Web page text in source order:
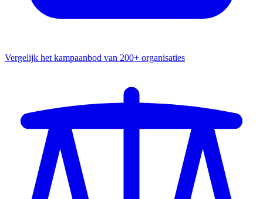
Vergelijk het kampaanbod van 200+ organisaties